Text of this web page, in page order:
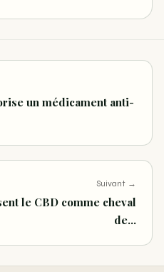
un médicament anti-
Suivant →
le CBD comme cheval
de…